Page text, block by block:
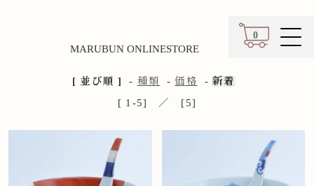
0
カート
MARUBUN ONLINESTORE
[ 並び順 ] - 種類 -価格 -新着
[ 1-5] ／ [5]